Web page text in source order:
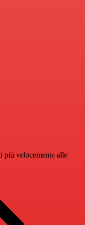
più velocemente alle